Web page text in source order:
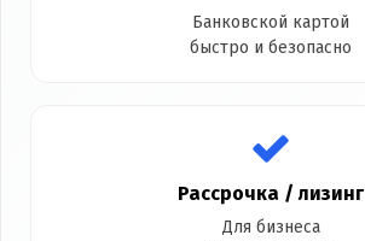
Банковской картой
быстро и безопасно
Рассрочка / лизинг
Для бизнеса